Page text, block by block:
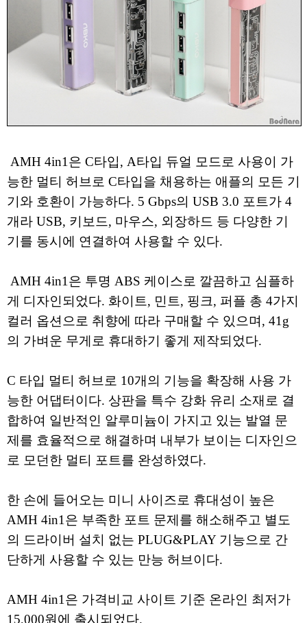
AMH 4in1은 C타입, A타입 듀얼 모드로 사용이 가
능한 멀티 허브로 C타입을 채용하는 애플의 모든 기
기와 호환이 가능하다. 5 Gbps의 USB 3.0 포트가 4
개라 USB, 키보드, 마우스, 외장하드 등 다양한 기
기를 동시에 연결하여 사용할 수 있다.
AMH 4in1은 투명 ABS 케이스로 깔끔하고 심플하
게 디자인되었다. 화이트, 민트, 핑크, 퍼플 총 4가지
컬러 옵션으로 취향에 따라 구매할 수 있으며, 41g
의 가벼운 무게로 휴대하기 좋게 제작되었다.
C 타입 멀티 허브로 10개의 기능을 확장해 사용 가
능한 어댑터이다. 상판을 특수 강화 유리 소재로 결
합하여 일반적인 알루미늄이 가지고 있는 발열 문
제를 효율적으로 해결하며 내부가 보이는 디자인으
로 모던한 멀티 포트를 완성하였다.
한 손에 들어오는 미니 사이즈로 휴대성이 높은
AMH 4in1은 부족한 포트 문제를 해소해주고 별도
의 드라이버 설치 없는 PLUG&PLAY 기능으로 간
단하게 사용할 수 있는 만능 허브이다.
AMH 4in1은 가격비교 사이트 기준 온라인 최저가
15,000원에 출시되었다.